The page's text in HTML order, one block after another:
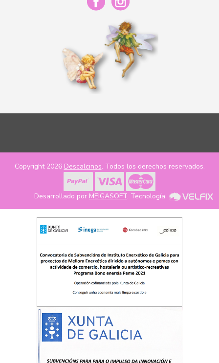
Copyright 2026 Descalcinos. Todos los derechos reservados.
Desarrollado por MEIGASOFT. Tecnología